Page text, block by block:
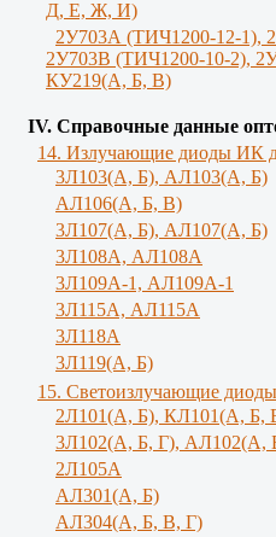
Д, Е, Ж, И)
2У703А (ТИЧ1200-12-1),
2У703В (ТИЧ1200-10-2),
КУ219(А, Б, В)
IV. Справочные данные
14. Излучающие диоды ИК
3Л103(A, Б), AЛ103(А, Б)
AЛ106(A, Б, В)
3Л107(А, Б), АЛ107(А, Б)
3Л108А, АЛ108А
3Л109А-1, АЛ109А-1
3Л115А, АЛ115А
3Л118А
3Л119(A, Б)
15. Светоизлучающие
2Л101(A, Б), КЛ101(А, Б,
3Л102(A, Б, Г), АЛ102(А,
2Л105А
АЛ301(А, Б)
AЛ304(А, Б, В, Г)